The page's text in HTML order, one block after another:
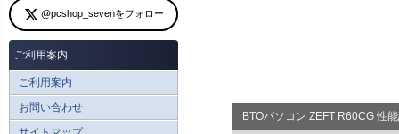
BTOパソコン ZEFT R60CG 性
@pcshop_sevenをフォロー
ご利用案内
ご利用案内
お問い合わせ